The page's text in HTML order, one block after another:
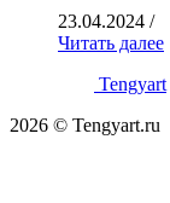
23.04.2024 /
Читать далее
Tengyart
2026 © Tengyart.ru